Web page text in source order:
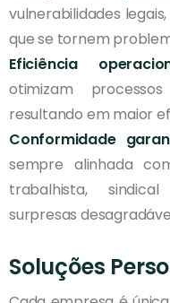
vulnerabilidades
que se tornem
Eficiência
otimizam
resultando em maior
Conformidade
sempre alinhada
trabalhista,
surpresas
Soluções